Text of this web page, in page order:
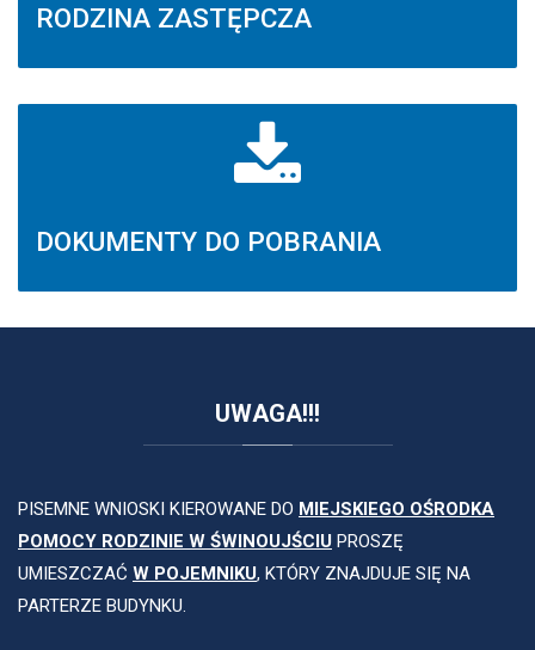
RODZINA ZASTĘPCZA
DOKUMENTY DO POBRANIA
UWAGA!!!
PISEMNE WNIOSKI KIEROWANE DO MIEJSKIEGO OŚRODKA
POMOCY RODZINIE W ŚWINOUJŚCIU PROSZĘ
UMIESZCZAĆ W POJEMNIKU, KTÓRY ZNAJDUJE SIĘ NA
PARTERZE BUDYNKU.